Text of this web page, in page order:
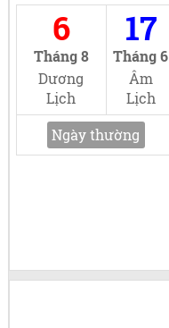
6
Tháng 8
Dương
Lịch
17
Tháng 6
Âm
Lịch
Ngày thường